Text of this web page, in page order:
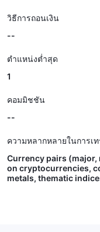
วิธีการถอนเงิน
--
ตำแหน่งต่ำสุด
1
คอมมิชชัน
--
ความหลากหลายในการเ
Currency pairs (major,
on cryptocurrencies,
metals, thematic